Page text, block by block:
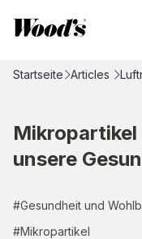
Startseite Articles
unsere
#Gesundheit und
#Mikropartikel